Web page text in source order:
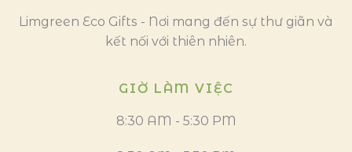
Limgreen Eco Gifts - Nơi mang đến sự thư giãn và
kết nối với thiên nhiên.
GIỜ LÀM VIỆC
8:30 AM - 5:30 PM